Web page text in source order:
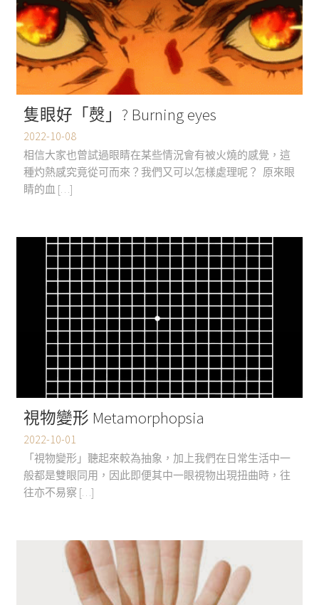
隻眼好「㷫」? Burning eyes
2022-10-08
相信大家也曾試過眼睛在某些情況會有被火燒的感覺，這
種灼熱感究竟從可而來？我們又可以怎樣處理呢？ 原來眼
睛的血 […]
視物變形 Metamorphopsia
2022-10-01
「視物變形」聽起來較為抽象，加上我們在日常生活中一
般都是雙眼同用，因此即便其中一眼視物出現扭曲時，往
往亦不易察 […]